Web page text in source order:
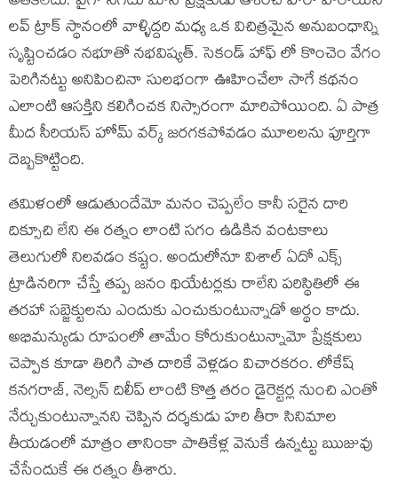
లవ్ ట్రాక్ స్థానంలో వాళ్ళిద్దరి మధ్య ఒక విచిత్రమైన అనుబంధాన్ని
సృష్టించడం నభూతో నభవిష్యత్. సెకండ్ హాఫ్ లో కొంచెం వేగం
పెరిగినట్టు అనిపించినా సులభంగా ఊహించేలా సాగే కథనం
ఎలాంటి ఆసక్తిని కలిగించక నిస్సారంగా మారిపోయింది. ఏ పాత్ర
మీద సీరియస్ హోమ్ వర్క్ జరగకపోవడం మూలలను పూర్తిగా
దెబ్బకొట్టింది.
తమిళంలో ఆడుతుందేమో మనం చెప్పలేం కానీ సరైన దారి
దిక్సూచి లేని ఈ రత్నం లాంటి సగం ఉడికిన వంటకాలు
తెలుగులో నిలవడం కష్టం. అందులోనూ విశాల్ ఏదో ఎక్స్
ట్రాడినరిగా చేస్తే తప్ప జనం థియేటర్లకు రాలేని పరిస్థితిలో ఈ
తరహా సబ్జెక్టులను ఎందుకు ఎంచుకుంటున్నాడో అర్థం కాదు.
అభిమన్యుడు రూపంలో తామేం కోరుకుంటున్నామో ప్రేక్షకులు
చెప్పాక కూడా తిరిగి పాత దారికే వెళ్లడం విచారకరం. లోకేష్
కనగరాజ్, నెల్సన్ దిలీప్ లాంటి కొత్త తరం డైరెక్టర్ల నుంచి ఎంతో
నేర్చుకుంటున్నానని చెప్పిన దర్శకుడు హరి తీరా సినిమాల
తీయడంలో మాత్రం తానింకా పాతికేళ్ల వెనుకే ఉన్నట్టు ఋజువు
చేసేందుకే ఈ రత్నం తీశారు.